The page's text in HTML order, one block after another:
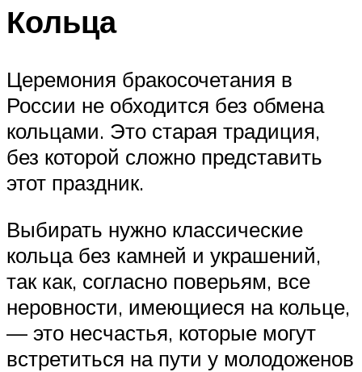
Кольца
Церемония бракосочетания в
России не обходится без обмена
кольцами. Это старая традиция,
без которой сложно представить
этот праздник.
Выбирать нужно классические
кольца без камней и украшений,
так как, согласно поверьям, все
неровности, имеющиеся на кольце,
— это несчастья, которые могут
встретиться на пути у молодоженов